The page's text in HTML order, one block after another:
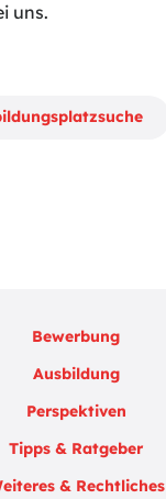
uns.
Bewerbung
Ausbildung
Perspektiven
Tipps & Ratgeber
& Rechtliches